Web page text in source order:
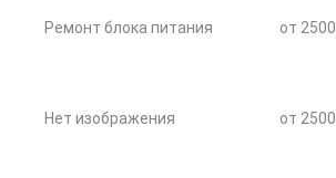
Ремонт блока питания от
Нет изображения от